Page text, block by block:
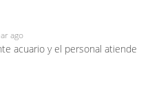
ago
acuario y el personal atiende